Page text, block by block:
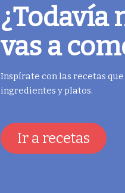
¿Todavía
vas a
Inspírate con las recetas
ingredientes y platos.
Ir a recetas